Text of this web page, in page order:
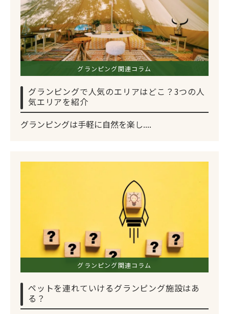
グランピング関連コラム
グランピングで人気のエリアはどこ？3つの人
気エリアを紹介
グランピングは手軽に自然を楽し....
グランピング関連コラム
ペットを連れていけるグランピング施設はあ
る？